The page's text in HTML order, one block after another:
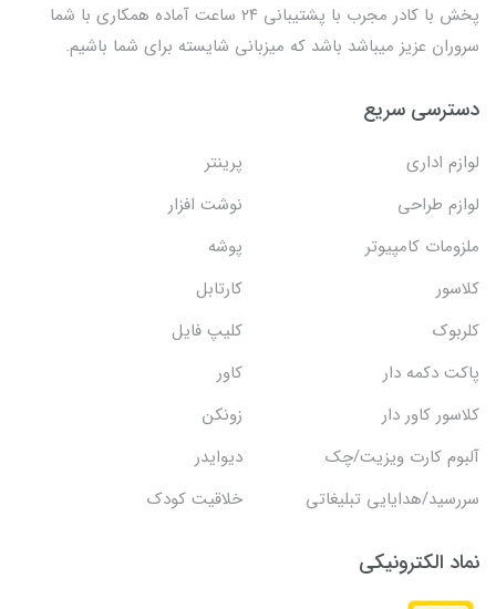
پخش با کادر مجرب با پشتیبانی ۲۴ ساعت آماده همکاری با شما
سروران عزیز میباشد باشد که میزبانی شایسته برای شما باشیم.
دسترسی سریع
لوازم اداری
پرینتر
لوازم طراحی
نوشت افزار
ملزومات کامپیوتر
پوشه
کلاسور
کارتابل
کلربوک
کلیپ فایل
پاکت دکمه دار
کاور
کلاسور کاور دار
زونکن
آلبوم کارت ویزیت/چک
دیوایدر
سررسید/هدایایی تبلیغاتی
خلاقیت کودک
نماد الکترونیکی